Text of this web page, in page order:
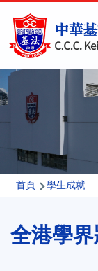
導
連
首頁 學生成就
全港學